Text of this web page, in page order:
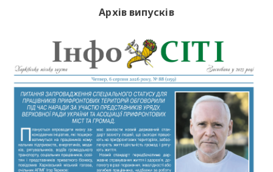
Архів випусків